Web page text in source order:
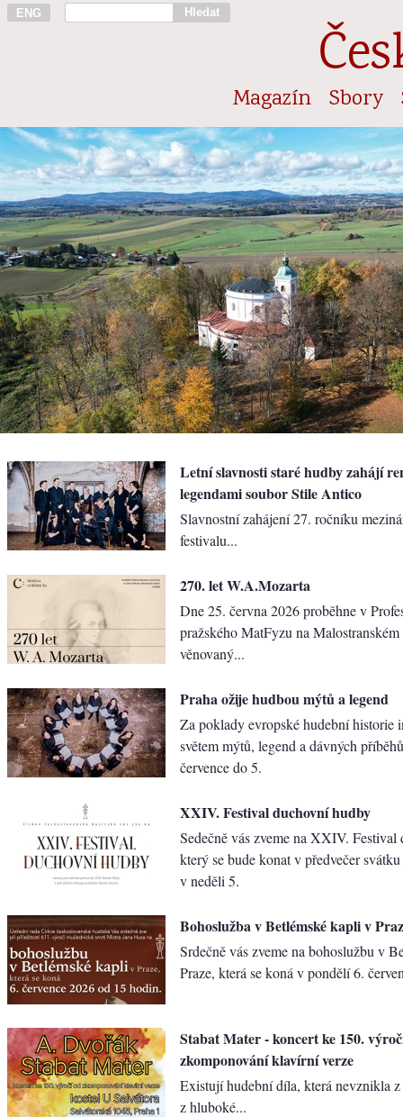
ENG Hledat
Magazín Sbory
Letní slavnosti staré hudby zahájí
legendami soubor Stile Antico
Slavnostní zahájení 27. ročníku
festivalu...
270. let W.A.Mozarta
Dne 25. června 2026 proběhne v
pražského MatFyzu na
věnovaný...
Praha ožije hudbou mýtů a legend
Za poklady evropské hudební historie
světem mýtů, legend a dávných
července do 5.
XXIV. Festival duchovní hudby
Sedečně vás zveme na XXI​V. Festival
který se bude konat v předvečer
v ​neděli 5.
Bohoslužba v Betlémské kapli v
Srdečně vás zveme na bohoslužbu v
Praze, která se koná v ​pondělí 6.
Stabat Mater - koncert ke 150.
zkomponování klavírní verze
Existují hudební díla, která nevznikla
z hluboké...